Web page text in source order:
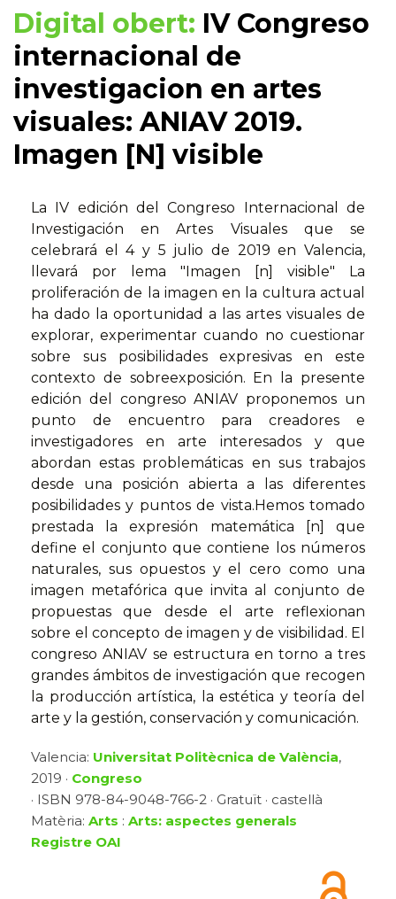
Digital obert: IV Congreso
internacional de
investigacion en artes
visuales: ANIAV 2019.
Imagen [N] visible
La IV edición del Congreso Internacional de
Investigación en Artes Visuales que se
celebrará el 4 y 5 julio de 2019 en Valencia,
llevará por lema "Imagen [n] visible" La
proliferación de la imagen en la cultura actual
ha dado la oportunidad a las artes visuales de
explorar, experimentar cuando no cuestionar
sobre sus posibilidades expresivas en este
contexto de sobreexposición. En la presente
edición del congreso ANIAV proponemos un
punto de encuentro para creadores e
investigadores en arte interesados y que
abordan estas problemáticas en sus trabajos
desde una posición abierta a las diferentes
posibilidades y puntos de vista.Hemos tomado
prestada la expresión matemática [n] que
define el conjunto que contiene los números
naturales, sus opuestos y el cero como una
imagen metafórica que invita al conjunto de
propuestas que desde el arte reflexionan
sobre el concepto de imagen y de visibilidad. El
congreso ANIAV se estructura en torno a tres
grandes ámbitos de investigación que recogen
la producción artística, la estética y teoría del
arte y la gestión, conservación y comunicación.
Valencia: Universitat Politècnica de València,
2019 · Congreso
· ISBN 978-84-9048-766-2 · Gratuït · castellà
Matèria: Arts : Arts: aspectes generals
Registre OAI